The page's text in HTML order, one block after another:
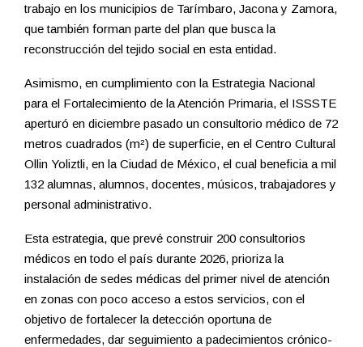
trabajo en los municipios de Tarímbaro, Jacona y Zamora,
que también forman parte del plan que busca la
reconstrucción del tejido social en esta entidad.
Asimismo, en cumplimiento con la Estrategia Nacional
para el Fortalecimiento de la Atención Primaria, el ISSSTE
aperturó en diciembre pasado un consultorio médico de 72
metros cuadrados (m²) de superficie, en el Centro Cultural
Ollin Yoliztli, en la Ciudad de México, el cual beneficia a mil
132 alumnas, alumnos, docentes, músicos, trabajadores y
personal administrativo.
Esta estrategia, que prevé construir 200 consultorios
médicos en todo el país durante 2026, prioriza la
instalación de sedes médicas del primer nivel de atención
en zonas con poco acceso a estos servicios, con el
objetivo de fortalecer la detección oportuna de
enfermedades, dar seguimiento a padecimientos crónico-